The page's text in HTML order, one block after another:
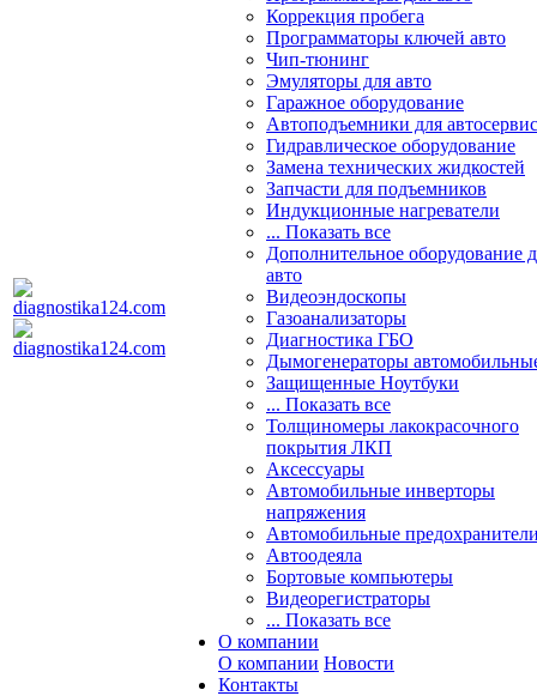
Коррекция пробега
Программаторы ключей авто
Чип-тюнинг
Эмуляторы для авто
Гаражное оборудование
Автоподъемники для
Гидравлическое оборудование
Замена технических жидкостей
Запчасти для подъемников
Индукционные нагреватели
... Показать все
Дополнительное оборудование
авто
Видеоэндоскопы
Газоанализаторы
Диагностика ГБО
Дымогенераторы
Защищенные Ноутбуки
... Показать все
Толщиномеры лакокрасочного
покрытия ЛКП
Аксессуары
Автомобильные инверторы
напряжения
Автомобильные
Автоодеяла
Бортовые компьютеры
Видеорегистраторы
... Показать все
О компании
О компании Новости
Контакты